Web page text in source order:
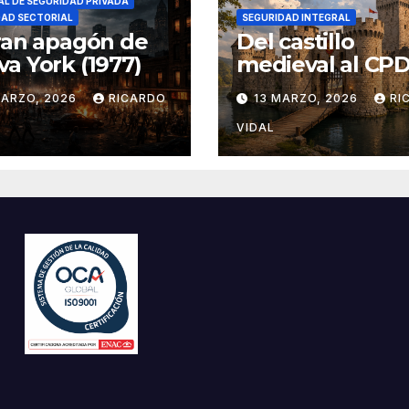
SECTORIAL
apagón de
York (1977)
2026 RICARDO
SEGURIDAD INTEGRAL
Del castillo
medieval al
seguridad por
13 MARZO, 2026
VIDAL